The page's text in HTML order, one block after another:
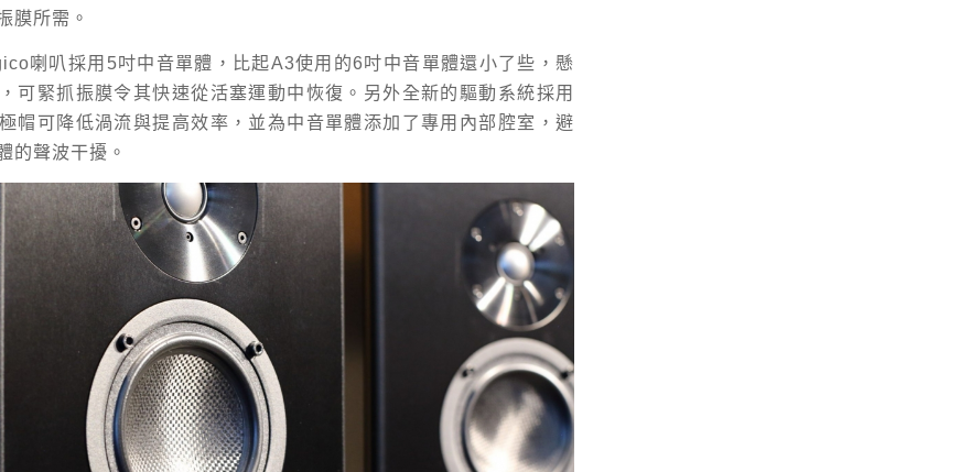
膜所需。
喇叭採用5吋中音單體，比起A3使用的6吋中音單體還小了些，懸
可緊抓振膜令其快速從活塞運動中恢復。另外全新的驅動系統採用
帽可降低渦流與提高效率，並為中音單體添加了專用內部腔室，避
的聲波干擾。